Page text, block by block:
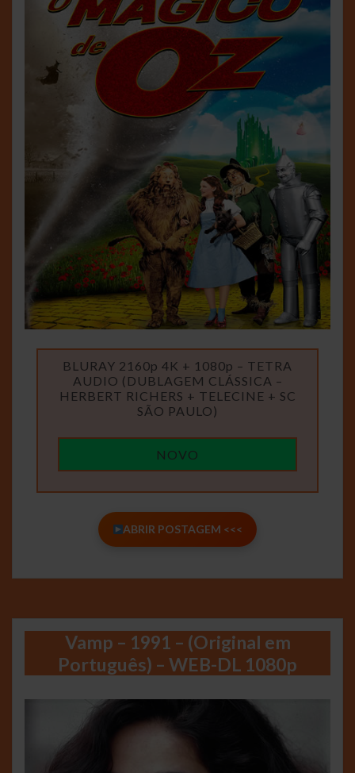
BLURAY 2160p 4K + 1080p – TETRA
AUDIO (DUBLAGEM CLÁSSICA –
HERBERT RICHERS + TELECINE + SC
SÃO PAULO)
NOVO
ABRIR POSTAGEM <<<
Vamp – 1991 – (Original em
Português) – WEB-DL 1080p